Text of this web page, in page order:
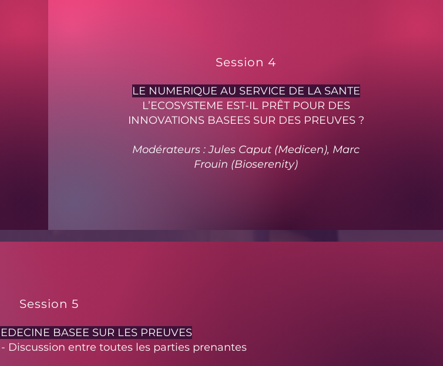
Session 4
LE NUMERIQUE AU SERVICE DE LA SANTE
L’ECOSYSTEME EST-IL PRÊT POUR DES
INNOVATIONS BASEES SUR DES PREUVES ?
Modérateurs : Jules Caput (Medicen), Marc
Frouin (Bioserenity)
Session 5
BASEE SUR LES PREUVES
- Discussion entre toutes les parties prenantes